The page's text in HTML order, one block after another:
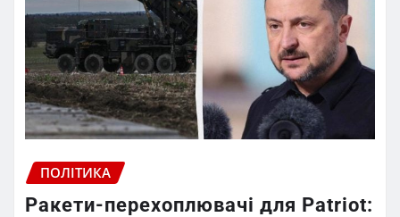
ПОЛІТИКА
Ракети-перехоплювачі для Patriot: